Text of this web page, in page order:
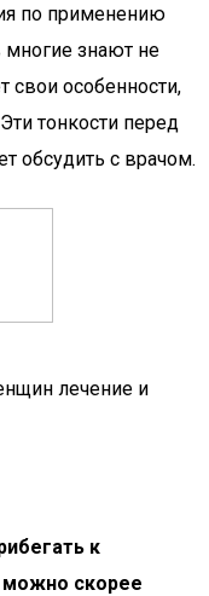
по применению
многие знают не
свои особенности,
тонкости перед
обсудить с врачом.
лечение и
к
можно скорее